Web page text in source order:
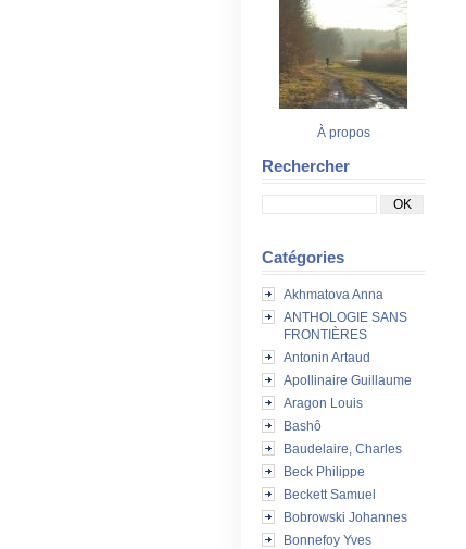
À propos
Rechercher
Catégories
Akhmatova Anna
ANTHOLOGIE SANS
FRONTIÈRES
Antonin Artaud
Apollinaire Guillaume
Aragon Louis
Bashô
Baudelaire, Charles
Beck Philippe
Beckett Samuel
Bobrowski Johannes
Bonnefoy Yves